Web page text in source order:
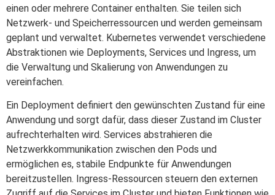
einen oder mehrere Container enthalten. Sie teilen sich
Netzwerk- und Speicherressourcen und werden gemeinsam
geplant und verwaltet. Kubernetes verwendet verschiedene
Abstraktionen wie Deployments, Services und Ingress, um
die Verwaltung und Skalierung von Anwendungen zu
vereinfachen.
Ein Deployment definiert den gewünschten Zustand für eine
Anwendung und sorgt dafür, dass dieser Zustand im Cluster
aufrechterhalten wird. Services abstrahieren die
Netzwerkkommunikation zwischen den Pods und
ermöglichen es, stabile Endpunkte für Anwendungen
bereitzustellen. Ingress-Ressourcen steuern den externen